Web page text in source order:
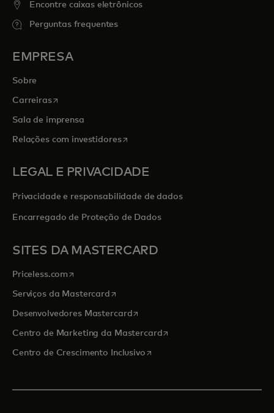
Encontre caixas eletrônicos
Perguntas frequentes
EMPRESA
Sobre
Carreirasabre em uma nova guia
Sala de imprensa
Relações com investidoresabre em uma nova guia
LEGAL E PRIVACIDADE
Privacidade e responsabilidade de dados
Encarregado de Proteção de Dados
SITES DA MASTERCARD
Priceless.com abre em uma nova guia
Serviços da Mastercardabre em uma nova guia
Desenvolvedores Mastercardabre em uma nova guia
Centro de Marketing da Mastercardabre em uma nova guia
Centro de Crescimento Inclusivoabre em uma nova guia